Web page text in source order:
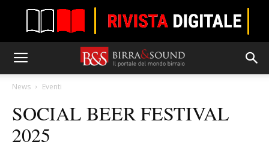
News Eventi
SOCIAL BEER FESTIVAL
2025